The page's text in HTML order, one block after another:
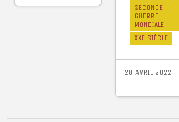
SECONDE
GUERRE
MONDIALE
XXE SIÈCLE
28 AVRIL 2022